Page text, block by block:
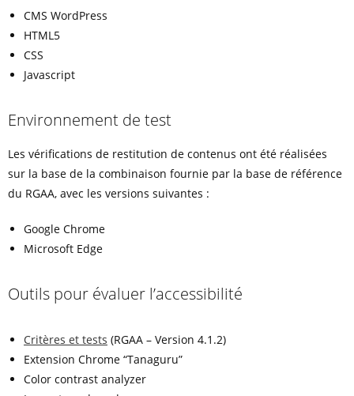
CMS WordPress
HTML5
CSS
Javascript
Environnement de test
Les vérifications de restitution de contenus ont été réalisées
sur la base de la combinaison fournie par la base de référence
du RGAA, avec les versions suivantes :
Google Chrome
Microsoft Edge
Outils pour évaluer l’accessibilité
Critères et tests (RGAA – Version 4.1.2)
Extension Chrome “Tanaguru”
Color contrast analyzer